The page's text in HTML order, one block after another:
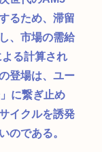
るため、滞留
、市場の需給
る計算され
登場は、ユー
に繋ぎ止め
イクルを誘発
のである。